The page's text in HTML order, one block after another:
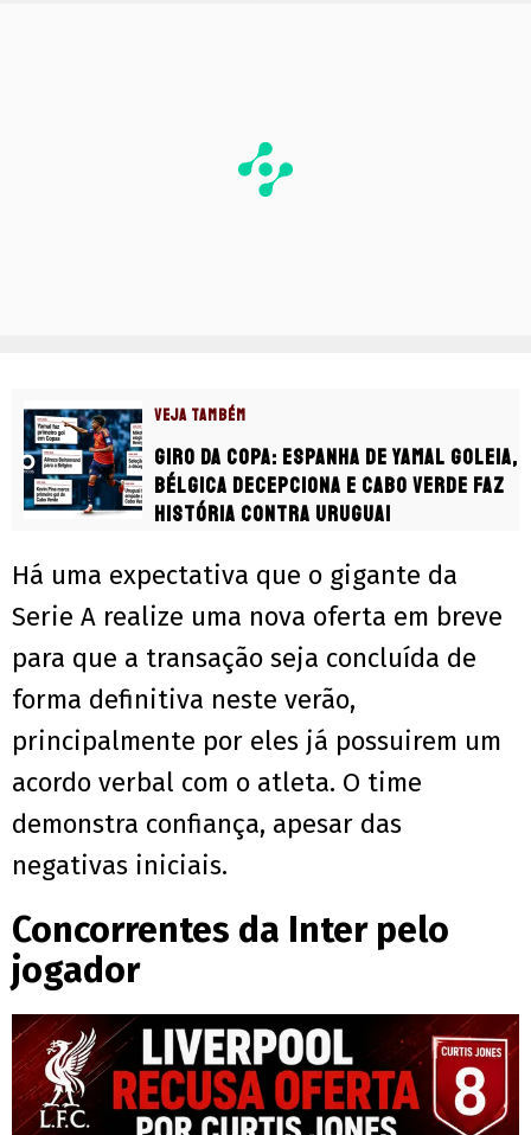
VEJA TAMBÉM
Giro da Copa: Espanha de Yamal goleia,
Bélgica decepciona e Cabo Verde faz
história contra Uruguai
Há uma expectativa que o gigante da
Serie A realize uma nova oferta em breve
para que a transação seja concluída de
forma definitiva neste verão,
principalmente por eles já possuirem um
acordo verbal com o atleta. O time
demonstra confiança, apesar das
negativas iniciais.
Concorrentes da Inter pelo
jogador